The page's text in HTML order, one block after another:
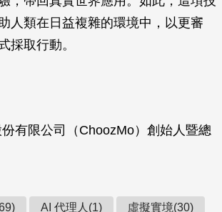
人類在日益複雜的環境中，以更審
採取行動。
有限公司（ChoozMo）創始人暨總
AI 代理人(1) 虛擬實境(30)